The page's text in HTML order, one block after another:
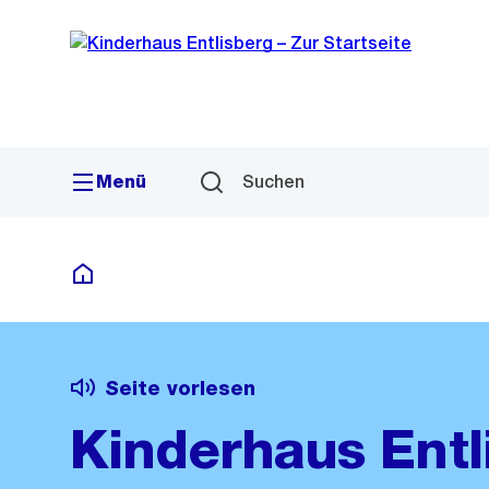
Navigation
Sprunglink
Menü Suchen
Kitas Kinderhaus Entlisberg
Seite vorlesen
Kinderhaus